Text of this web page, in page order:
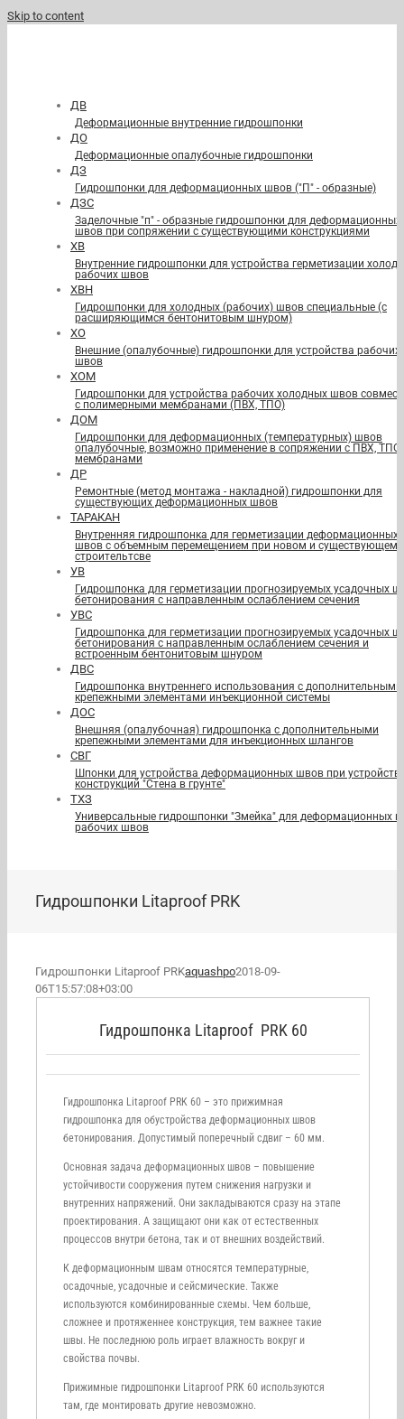
Skip to content
ДВ
Деформационные внутренние гидрошпонки
ДО
Деформационные опалубочные гидрошпонки
ДЗ
Гидрошпонки для деформационных швов ("П" - образные)
ДЗС
Заделочные "п" - образные гидрошпонки для деформационных
швов при сопряжении с существующими конструкциями
ХВ
Внутренние гидрошпонки для устройства герметизации
рабочих швов
ХВН
Гидрошпонки для холодных (рабочих) швов специальные (с
расширяющимся бентонитовым шнуром)
ХО
Внешние (опалубочные) гидрошпонки для устройства рабочих
швов
ХОМ
Гидрошпонки для устройства рабочих холодных швов
с полимерными мембранами (ПВХ, ТПО)
ДОМ
Гидрошпонки для деформационных (температурных) швов
опалубочные, возможно применение в сопряжении с ПВХ, ТПО
мембранами
ДР
Ремонтные (метод монтажа - накладной) гидрошпонки для
существующих деформационных швов
ТАРАКАН
Внутренняя гидрошпонка для герметизации деформационных
швов с объемным перемещением при новом и существующем
строительтсве
УВ
Гидрошпонка для герметизации прогнозируемых усадочных
бетонирования с направленным ослаблением сечения
УВС
Гидрошпонка для герметизации прогнозируемых усадочных
бетонирования с направленным ослаблением сечения и
встроенным бентонитовым шнуром
ДВС
Гидрошпонка внутреннего использования с дополнительными
крепежными элементами инъекционной системы
ДОС
Внешняя (опалубочная) гидрошпонка с дополнительными
крепежными элементами для инъекционных шлангов
СВГ
Шпонки для устройства деформационных швов при
конструкций "Стена в грунте"
ТХЗ
Универсальные гидрошпонки "Змейка" для деформационных и
рабочих швов
Гидрошпонки Litaproof PRK
Гидрошпонки Litaproof PRKaquashpo2018-09-
06T15:57:08+03:00
Гидрошпонка Litaproof PRK 60
Гидрошпонка Litaproof PRK 60 – это прижимная
гидрошпонка для обустройства деформационных швов
бетонирования. Допустимый поперечный сдвиг – 60 мм.
Основная задача деформационных швов – повышение
устойчивости сооружения путем снижения нагрузки и
внутренних напряжений. Они закладываются сразу на этапе
проектирования. А защищают они как от естественных
процессов внутри бетона, так и от внешних воздействий.
К деформационным швам относятся температурные,
осадочные, усадочные и сейсмические. Также
используются комбинированные схемы. Чем больше,
сложнее и протяженнее конструкция, тем важнее такие
швы. Не последнюю роль играет влажность вокруг и
свойства почвы.
Прижимные гидрошпонки Litaproof PRK 60 используются
там, где монтировать другие невозможно.